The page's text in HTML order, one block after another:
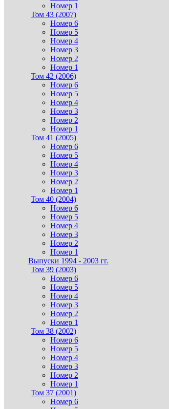
Номер 1
Том 43 (2007)
Номер 6
Номер 5
Номер 4
Номер 3
Номер 2
Номер 1
Том 42 (2006)
Номер 6
Номер 5
Номер 4
Номер 3
Номер 2
Номер 1
Том 41 (2005)
Номер 6
Номер 5
Номер 4
Номер 3
Номер 2
Номер 1
Том 40 (2004)
Номер 6
Номер 5
Номер 4
Номер 3
Номер 2
Номер 1
Выпуски 1994 - 2003 гг.
Том 39 (2003)
Номер 6
Номер 5
Номер 4
Номер 3
Номер 2
Номер 1
Том 38 (2002)
Номер 6
Номер 5
Номер 4
Номер 3
Номер 2
Номер 1
Том 37 (2001)
Номер 6